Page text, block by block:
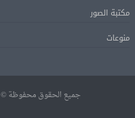
مكتبة الصور
منوعات
جميع الحقوق محفوظة © 2016-2026